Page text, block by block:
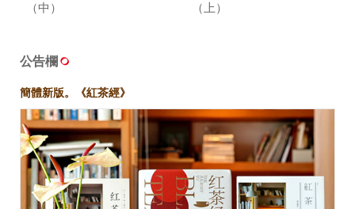
（中）
（上）
公告欄
簡體新版。《紅茶經》